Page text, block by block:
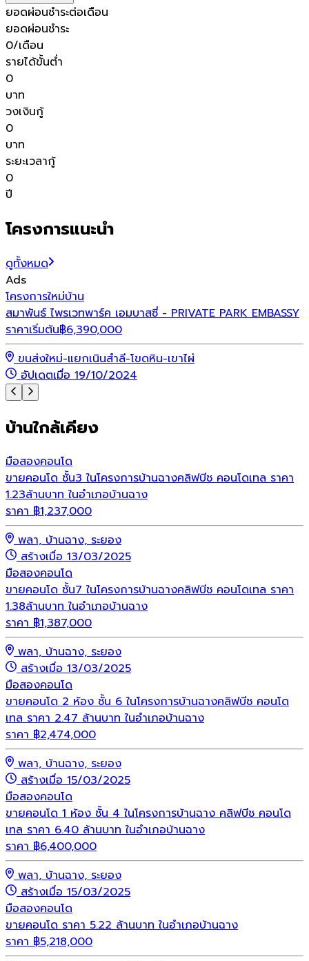
ยอดผ่อนชำระต่อเดือน
ยอดผ่อนชำระ
0/เดือน
รายได้ขั้นต่ำ
0
บาท
วงเงินกู้
0
บาท
ระยะเวลากู้
0
ปี
โครงการแนะนำ
ดูทั้งหมด
Ads
โครงการใหม่บ้าน
สมาพันธ์ ไพรเวทพาร์ค เอมบาสซี่ - PRIVATE PARK EMBASSY
ราคาเริ่มต้น฿6,390,000
ขนส่งใหม่-แยกเนินสำลี-โขดหิน-เขาไผ่
อัปเดตเมื่อ 19/10/2024
บ้านใกล้เคียง
มือสองคอนโด
ขายคอนโด ชั้น3 ในโครงการบ้านฉางคลิฟบีช คอนโดเทล ราคา
1.23ล้านบาท ในอำเภอบ้านฉาง
ราคา ฿1,237,000
พลา, บ้านฉาง, ระยอง
สร้างเมื่อ 13/03/2025
มือสองคอนโด
ขายคอนโด ชั้น7 ในโครงการบ้านฉางคลิฟบีช คอนโดเทล ราคา
1.38ล้านบาท ในอำเภอบ้านฉาง
ราคา ฿1,387,000
พลา, บ้านฉาง, ระยอง
สร้างเมื่อ 13/03/2025
มือสองคอนโด
ขายคอนโด 2 ห้อง ชั้น 6 ในโครงการบ้านฉางคลิฟบีช คอนโด
เทล ราคา 2.47 ล้านบาท ในอำเภอบ้านฉาง
ราคา ฿2,474,000
พลา, บ้านฉาง, ระยอง
สร้างเมื่อ 15/03/2025
มือสองคอนโด
ขายคอนโด 1 ห้อง ชั้น 4 ในโครงการบ้านฉาง คลิฟบีช คอนโด
เทล ราคา 6.40 ล้านบาท ในอำเภอบ้านฉาง
ราคา ฿6,400,000
พลา, บ้านฉาง, ระยอง
สร้างเมื่อ 15/03/2025
มือสองคอนโด
ขายคอนโด ราคา 5.22 ล้านบาท ในอำเภอบ้านฉาง
ราคา ฿5,218,000